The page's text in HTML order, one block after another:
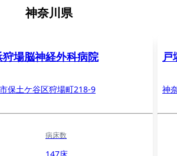
神奈川県
場脳神経外科病院
保土ケ谷区狩場町218-9
病床数
戸
神